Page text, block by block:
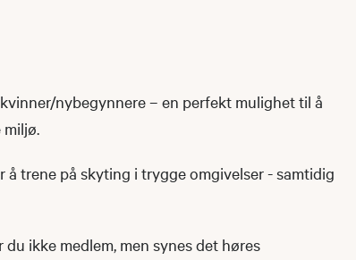
nybegynnere – en perfekt mulighet til å
å trene på skyting i trygge omgivelser - samtidig
ikke medlem, men synes det høres